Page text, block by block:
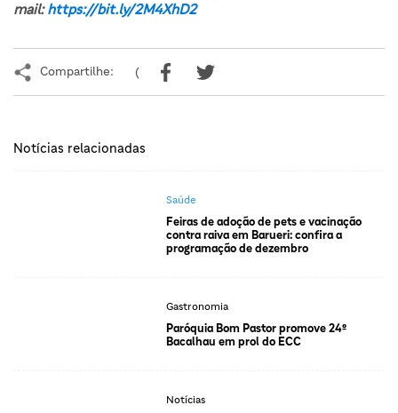
mail:https://bit.ly/2M4XhD2
Compartilhe: (
Notícias relacionadas
Saúde
Feiras de adoção de pets e vacinação
contra raiva em Barueri: confira a
programação de dezembro
Gastronomia
Paróquia Bom Pastor promove 24º
Bacalhau em prol do ECC
Notícias